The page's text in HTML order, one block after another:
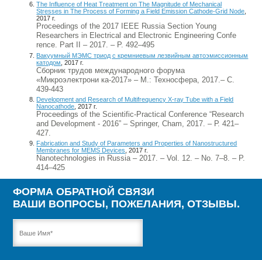
The Influence of Heat Treatment on The Magnitude of Mechanical
Stresses in The Process of Forming a Field Emission Cathode-Grid Node
2017 г.
Proceedings of the 2017 IEEE Russia Section Young
Researchers in Electrical and Electronic Engineering Confe
rence. Part II – 2017. – P. 492–495
Вакуумный МЭМС триод с кремниевым лезвийным автоэмиссионным
катодом , 2017 г.
Сборник трудов международного форума
«Микроэлектрони ка-2017» – М.: Техносфера, 2017.– С.
439-443
Development and Research of Multifrequency X-ray Tube with a Field
Nanocathode , 2017 г.
Proceedings of the Scientific-Practical Conference “Research
and Development - 2016” – Springer, Cham, 2017. – Р. 421–
427.
Fabrication and Study of Parameters and Properties of Nanostructured
Membranes for MEMS Devices , 2017 г.
Nanotechnologies in Russia – 2017. – Vol. 12. – No. 7–8. – P.
414–425
ФОРМА ОБРАТНОЙ СВЯЗИ
ВАШИ ВОПРОСЫ, ПОЖЕЛАНИЯ, ОТЗЫВЫ.